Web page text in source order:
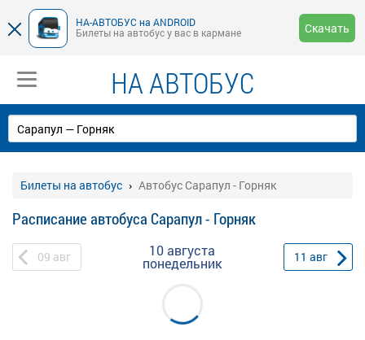
НА-АВТОБУС на ANDROID
Билеты на автобус у вас в кармане
Скачать
НА АВТОБУС
Билеты на автобус Автобус Сарапул - Горняк
Расписание автобуса Сарапул - Горняк
09 авг 10 августа
понедельник 11 авг